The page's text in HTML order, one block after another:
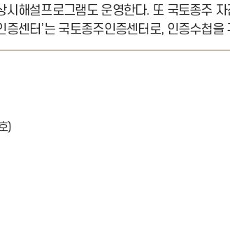
시해설프로그램도 운영한다. 또 국토종주
증센터’는 국토종주인증센터로, 인증수첩을
)